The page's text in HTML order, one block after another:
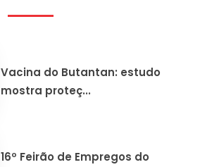
Vacina do Butantan: estudo
mostra proteç...
16º Feirão de Empregos do